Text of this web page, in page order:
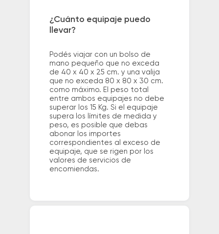
¿Cuánto equipaje puedo
llevar?
Podés viajar con un bolso de
mano pequeño que no exceda
de 40 x 40 x 25 cm. y una valija
que no exceda 80 x 80 x 30 cm.
como máximo. El peso total
entre ambos equipajes no debe
superar los 15 Kg. Si el equipaje
supera los límites de medida y
peso, es posible que debas
abonar los importes
correspondientes al exceso de
equipaje, que se rigen por los
valores de servicios de
encomiendas.